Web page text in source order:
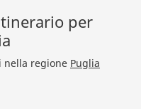
per
nella regione Puglia